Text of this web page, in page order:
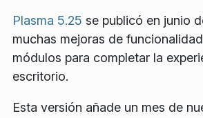
Plasma 5.25 se publicó en junio
muchas mejoras de
módulos para completar la
escritorio.
Esta versión añade un mes de